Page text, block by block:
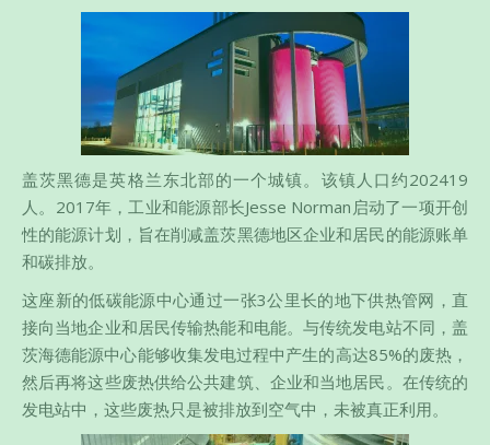
盖茨黑德是英格兰东北部的一个城镇。该镇人口约202419
人。2017年，工业和能源部长Jesse Norman启动了一项开创
性的能源计划，旨在削减盖茨黑德地区企业和居民的能源账单
和碳排放。
这座新的低碳能源中心通过一张3公里长的地下供热管网，直
接向当地企业和居民传输热能和电能。与传统发电站不同，盖
茨海德能源中心能够收集发电过程中产生的高达85%的废热，
然后再将这些废热供给公共建筑、企业和当地居民。在传统的
发电站中，这些废热只是被排放到空气中，未被真正利用。